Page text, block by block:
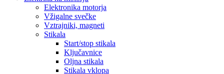
Elektronika motorja
Vžigalne svečke
Vztrajniki, magneti
Stikala
Start/stop stikala
Ključavnice
Oljna stikala
Stikala vklopa